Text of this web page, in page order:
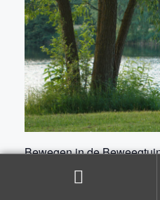
Bewegen in de